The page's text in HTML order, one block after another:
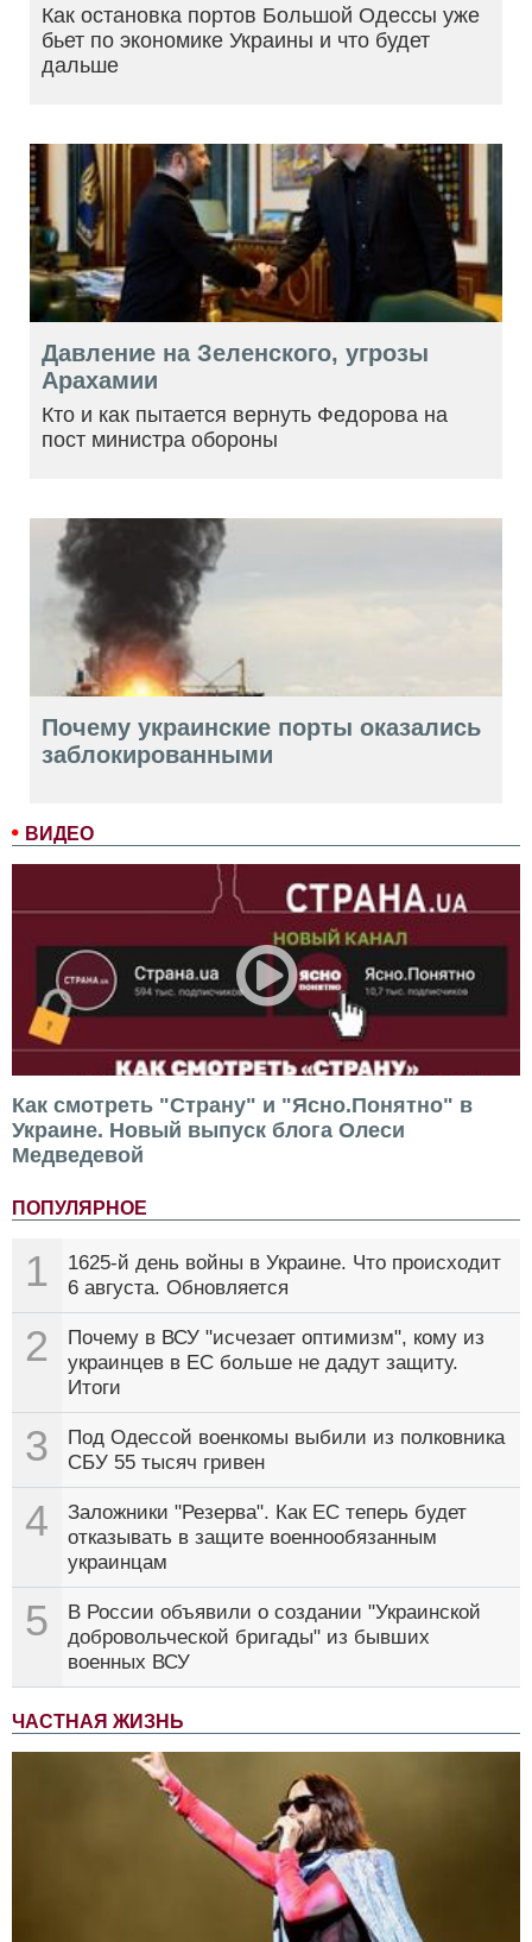
ВИДЕО
Как смотреть "Страну" и "Ясно.Понятно" в
Украине. Новый выпуск блога Олеси
Медведевой
ПОПУЛЯРНОЕ
1
1625-й день войны в Украине. Что происходит
6 августа. Обновляется
2
Почему в ВСУ "исчезает оптимизм", кому из
украинцев в ЕС больше не дадут защиту.
Итоги
3
Под Одессой военкомы выбили из полковника
СБУ 55 тысяч гривен
4
Заложники "Резерва". Как ЕС теперь будет
отказывать в защите военнообязанным
украинцам
5
В России объявили о создании "Украинской
добровольческой бригады" из бывших
военных ВСУ
ЧАСТНАЯ ЖИЗНЬ
Как остановка портов Большой Одессы уже
бьет по экономике Украины и что будет
дальше
Давление на Зеленского, угрозы
Арахамии
Кто и как пытается вернуть Федорова на
пост министра обороны
Почему украинские порты оказались
заблокированными